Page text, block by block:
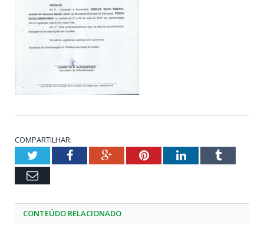
COMPARTILHAR:
TwitterFacebookGoogle+PinterestLinkedInTumblr
Email
CONTEÚDO RELACIONADO